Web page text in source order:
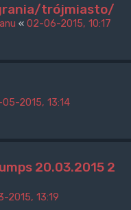
trójmiasto/
« 02-06-2015, 10:17
05-2015, 13:14
20.03.2015 2
2015, 13:19